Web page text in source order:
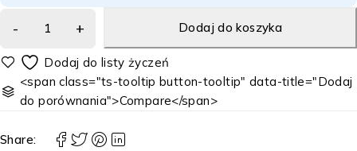
Dodaj do koszyka
<span class="ts-tooltip button-tooltip" data-title="Dodaj
do porównania">Compare</span>
Share: